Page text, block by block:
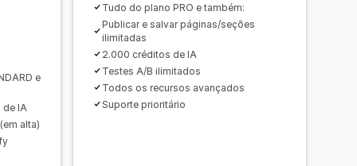
Carregamento lento CDN
Acompanhamento
conversão
de otimização
e
de IA
alta)
Tudo do plano PRO e também:
Publicar e salvar páginas/seções
ilimitadas
2.000 créditos de IA
Testes A/B ilimitados
Todos os recursos avançados
Suporte prioritário